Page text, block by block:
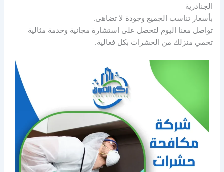
الجنادرية
بأسعار تناسب الجميع وجودة لا تضاهى.
تواصل معنا اليوم لتحصل على استشارة مجانية وخدمة مثالية
تحمي منزلك من الحشرات بكل فعالية.